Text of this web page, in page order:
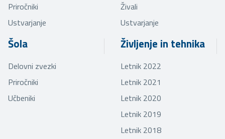
Priročniki
Ustvarjanje
Živali
Ustvarjanje
Šola
Delovni zvezki
Priročniki
Učbeniki
Življenje in tehnika
Letnik 2022
Letnik 2021
Letnik 2020
Letnik 2019
Letnik 2018